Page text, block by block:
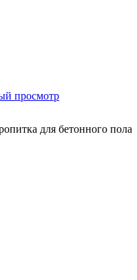
просмотр
для бетонного пола